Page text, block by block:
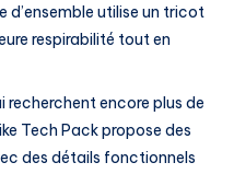
utilise un tricot
respirabilité tout en
recherchent encore plus de
Tech Pack propose des
des détails fonctionnels